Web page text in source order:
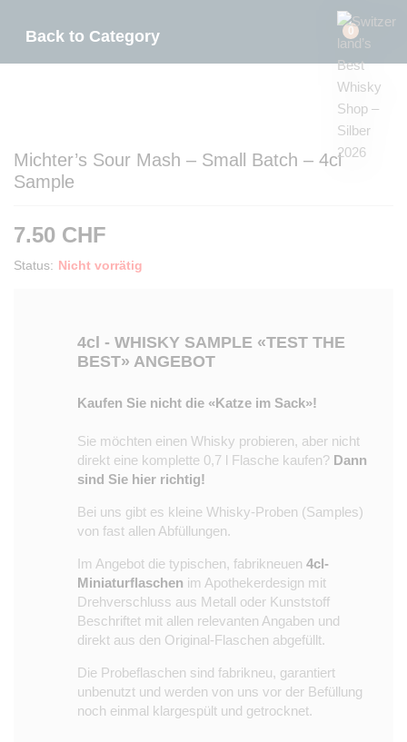
Back to Category 0
Michter’s Sour Mash – Small Batch – 4cl
Sample
7.50 CHF
Status: Nicht vorrätig
4cl - WHISKY SAMPLE «TEST THE
BEST» ANGEBOT
Kaufen Sie nicht die «Katze im Sack»!
Sie möchten einen Whisky probieren, aber nicht
direkt eine komplette 0,7 l Flasche kaufen? Dann
sind Sie hier richtig!
Bei uns gibt es kleine Whisky-Proben (Samples)
von fast allen Abfüllungen.
Im Angebot die typischen, fabrikneuen 4cl-
Miniaturflaschen im Apothekerdesign mit
Drehverschluss aus Metall oder Kunststoff
Beschriftet mit allen relevanten Angaben und
direkt aus den Original-Flaschen abgefüllt.
Die Probeflaschen sind fabrikneu, garantiert
unbenutzt und werden von uns vor der Befüllung
noch einmal klargespült und getrocknet.